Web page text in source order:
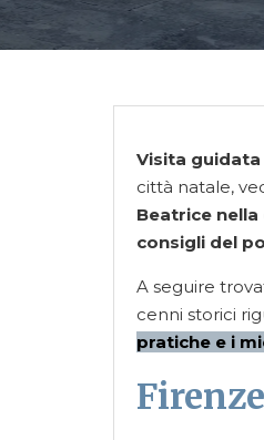
Visita guidata
città natale,
Beatrice
consigli del
A seguire
cenni storici
pratiche e i